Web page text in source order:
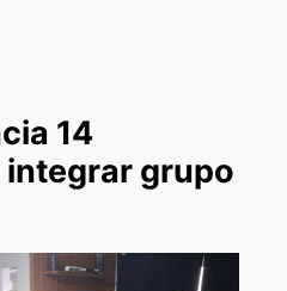
14
grupo